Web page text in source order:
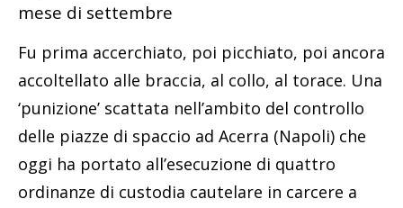
mese di settembre
Fu prima accerchiato, poi picchiato, poi ancora
accoltellato alle braccia, al collo, al torace. Una
‘punizione’ scattata nell’ambito del controllo
delle piazze di spaccio ad Acerra (Napoli) che
oggi ha portato all’esecuzione di quattro
ordinanze di custodia cautelare in carcere a